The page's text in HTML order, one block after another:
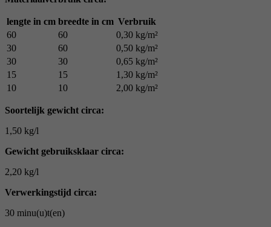
lengte in cm breedte in cm Verbruik
60
60
0,30 kg/m²
30
60
0,50 kg/m²
30
30
0,65 kg/m²
15
15
1,30 kg/m²
10
10 2,00 kg/m²
Soortelijk gewicht circa:
1,50 kg/l
Gewicht gebruiksklaar circa:
2,20 kg/l
Verwerkingstijd circa:
30 minu(u)t(en)